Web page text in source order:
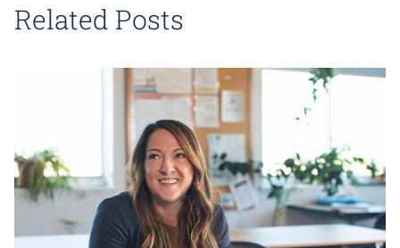
Related Posts